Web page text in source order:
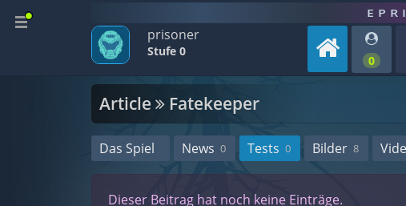
prisoner
Stufe 0
0
Article Fatekeeper
Das Spiel News 0 Tests 0 Bilder 8
Dieser Beitrag hat noch keine Einträge.